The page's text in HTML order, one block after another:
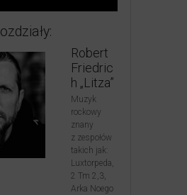
Robert
Friedric
h „Litza”
Muzyk
rockowy
znany
z zespołów
takich jak:
Luxtorpeda,
2 Tm 2,3,
Arka Noego